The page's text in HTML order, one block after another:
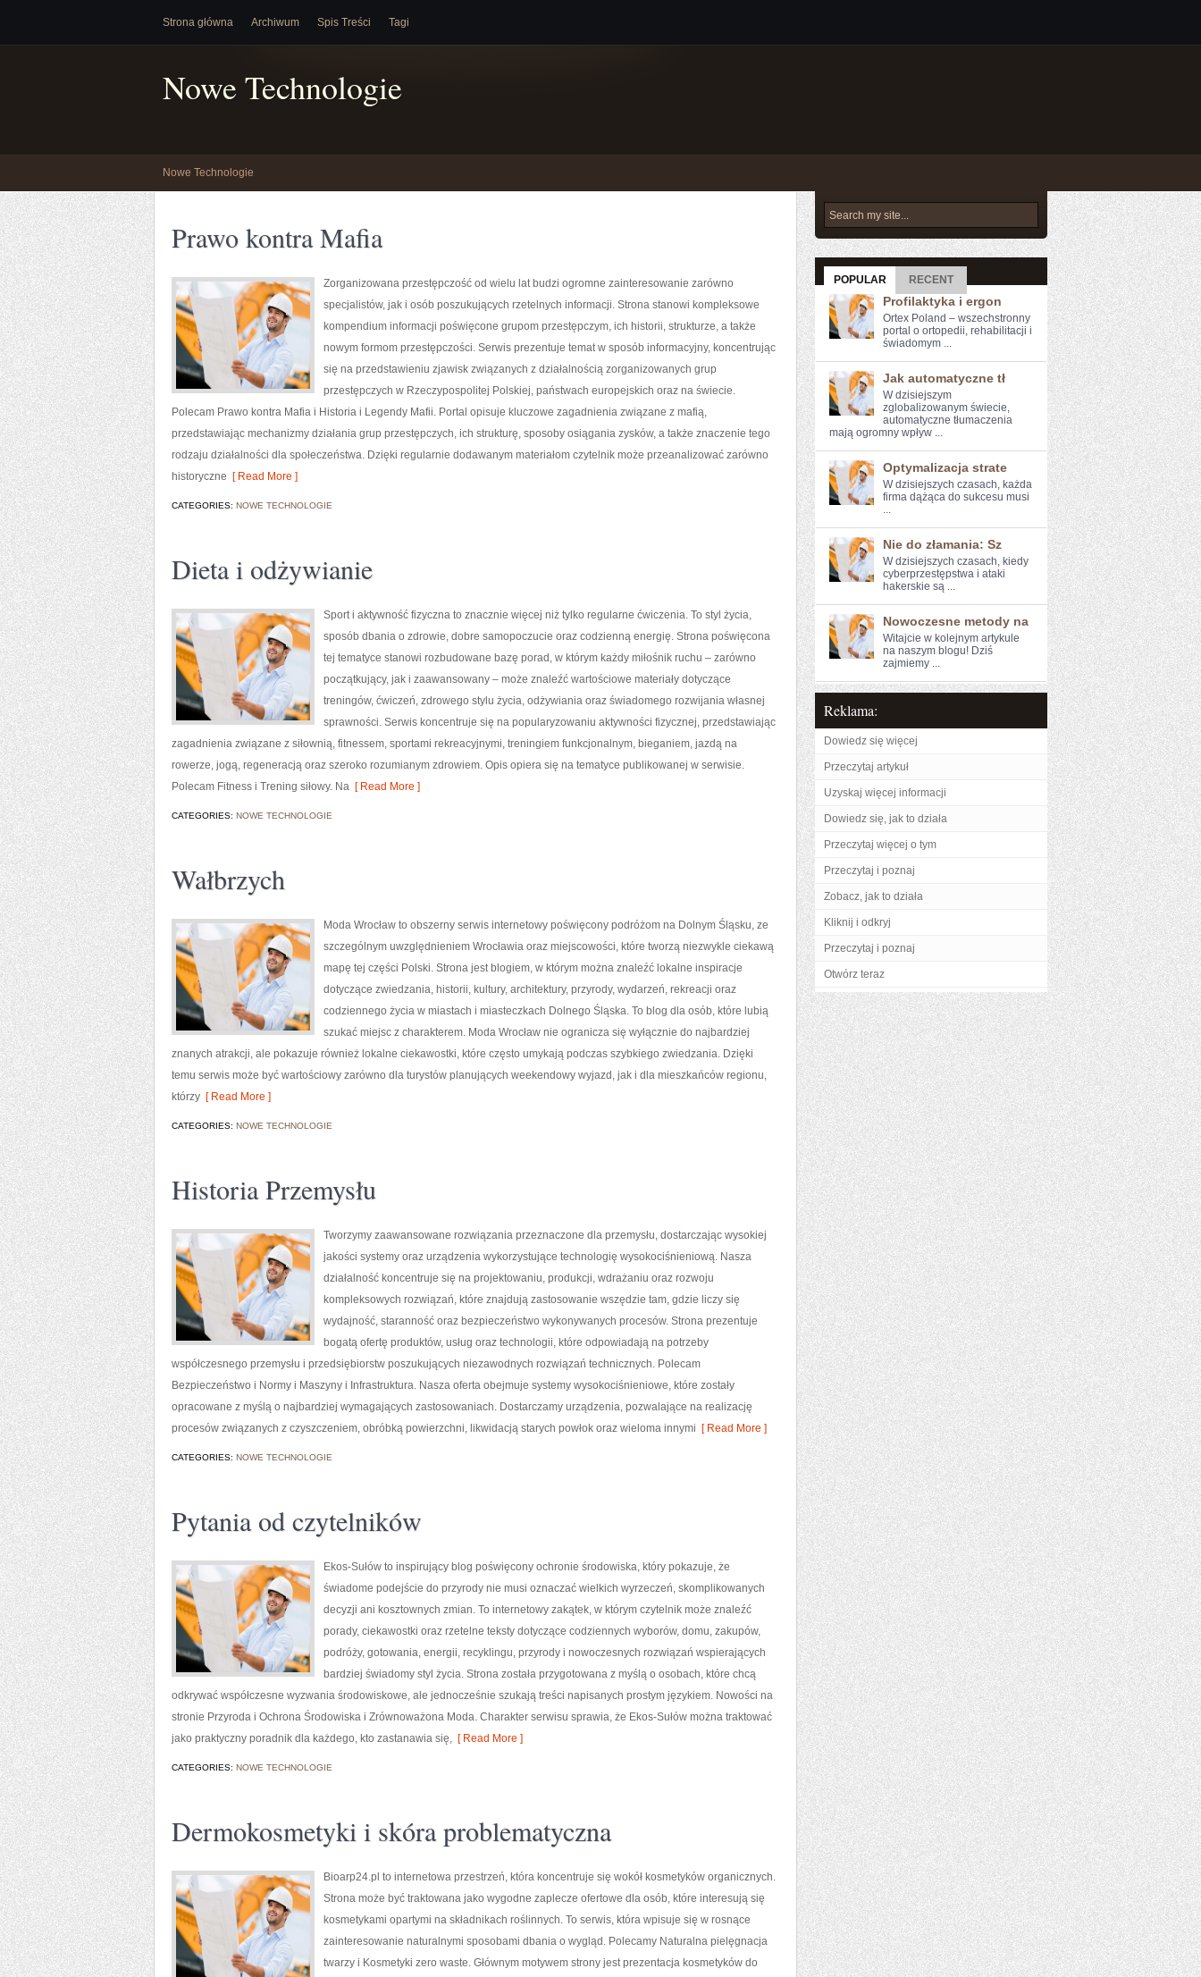
Strona główna Archiwum Spis Treści Tagi
Nowe Technologie
Nowe Technologie
Prawo kontra Mafia
Zorganizowana przestępczość od wielu lat budzi ogromne zainteresowanie zarówno
specjalistów, jak i osób poszukujących rzetelnych informacji. Strona stanowi kompleksowe
kompendium informacji poświęcone grupom przestępczym, ich historii, strukturze, a także
nowym formom przestępczości. Serwis prezentuje temat w sposób informacyjny, koncentrując
się na przedstawieniu zjawisk związanych z działalnością zorganizowanych grup
przestępczych w Rzeczypospolitej Polskiej, państwach europejskich oraz na świecie.
Polecam Prawo kontra Mafia i Historia i Legendy Mafii. Portal opisuje kluczowe zagadnienia związane z mafią,
przedstawiając mechanizmy działania grup przestępczych, ich strukturę, sposoby osiągania zysków, a także znaczenie tego
rodzaju działalności dla społeczeństwa. Dzięki regularnie dodawanym materiałom czytelnik może przeanalizować zarówno
historyczne [ Read More ]
CATEGORIES: NOWE TECHNOLOGIE
Dieta i odżywianie
Sport i aktywność fizyczna to znacznie więcej niż tylko regularne ćwiczenia. To styl życia,
sposób dbania o zdrowie, dobre samopoczucie oraz codzienną energię. Strona poświęcona
tej tematyce stanowi rozbudowane bazę porad, w którym każdy miłośnik ruchu – zarówno
początkujący, jak i zaawansowany – może znaleźć wartościowe materiały dotyczące
treningów, ćwiczeń, zdrowego stylu życia, odżywiania oraz świadomego rozwijania własnej
sprawności. Serwis koncentruje się na popularyzowaniu aktywności fizycznej, przedstawiając
zagadnienia związane z siłownią, fitnessem, sportami rekreacyjnymi, treningiem funkcjonalnym, bieganiem, jazdą na
rowerze, jogą, regeneracją oraz szeroko rozumianym zdrowiem. Opis opiera się na tematyce publikowanej w serwisie.
Polecam Fitness i Trening siłowy. Na [ Read More ]
CATEGORIES: NOWE TECHNOLOGIE
Wałbrzych
Moda Wrocław to obszerny serwis internetowy poświęcony podróżom na Dolnym Śląsku, ze
szczególnym uwzględnieniem Wrocławia oraz miejscowości, które tworzą niezwykle ciekawą
mapę tej części Polski. Strona jest blogiem, w którym można znaleźć lokalne inspiracje
dotyczące zwiedzania, historii, kultury, architektury, przyrody, wydarzeń, rekreacji oraz
codziennego życia w miastach i miasteczkach Dolnego Śląska. To blog dla osób, które lubią
szukać miejsc z charakterem. Moda Wrocław nie ogranicza się wyłącznie do najbardziej
znanych atrakcji, ale pokazuje również lokalne ciekawostki, które często umykają podczas szybkiego zwiedzania. Dzięki
temu serwis może być wartościowy zarówno dla turystów planujących weekendowy wyjazd, jak i dla mieszkańców regionu,
którzy [ Read More ]
CATEGORIES: NOWE TECHNOLOGIE
Historia Przemysłu
Tworzymy zaawansowane rozwiązania przeznaczone dla przemysłu, dostarczając wysokiej
jakości systemy oraz urządzenia wykorzystujące technologię wysokociśnieniową. Nasza
działalność koncentruje się na projektowaniu, produkcji, wdrażaniu oraz rozwoju
kompleksowych rozwiązań, które znajdują zastosowanie wszędzie tam, gdzie liczy się
wydajność, staranność oraz bezpieczeństwo wykonywanych procesów. Strona prezentuje
bogatą ofertę produktów, usług oraz technologii, które odpowiadają na potrzeby
współczesnego przemysłu i przedsiębiorstw poszukujących niezawodnych rozwiązań technicznych. Polecam
Bezpieczeństwo i Normy i Maszyny i Infrastruktura. Nasza oferta obejmuje systemy wysokociśnieniowe, które zostały
opracowane z myślą o najbardziej wymagających zastosowaniach. Dostarczamy urządzenia, pozwalające na realizację
procesów związanych z czyszczeniem, obróbką powierzchni, likwidacją starych powłok oraz wieloma innymi [ Read More ]
CATEGORIES: NOWE TECHNOLOGIE
Pytania od czytelników
Ekos-Sułów to inspirujący blog poświęcony ochronie środowiska, który pokazuje, że
świadome podejście do przyrody nie musi oznaczać wielkich wyrzeczeń, skomplikowanych
decyzji ani kosztownych zmian. To internetowy zakątek, w którym czytelnik może znaleźć
porady, ciekawostki oraz rzetelne teksty dotyczące codziennych wyborów, domu, zakupów,
podróży, gotowania, energii, recyklingu, przyrody i nowoczesnych rozwiązań wspierających
bardziej świadomy styl życia. Strona została przygotowana z myślą o osobach, które chcą
odkrywać współczesne wyzwania środowiskowe, ale jednocześnie szukają treści napisanych prostym językiem. Nowości na
stronie Przyroda i Ochrona Środowiska i Zrównoważona Moda. Charakter serwisu sprawia, że Ekos-Sułów można traktować
jako praktyczny poradnik dla każdego, kto zastanawia się, [ Read More ]
CATEGORIES: NOWE TECHNOLOGIE
Dermokosmetyki i skóra problematyczna
Bioarp24.pl to internetowa przestrzeń, która koncentruje się wokół kosmetyków organicznych.
Strona może być traktowana jako wygodne zaplecze ofertowe dla osób, które interesują się
kosmetykami opartymi na składnikach roślinnych. To serwis, która wpisuje się w rosnące
zainteresowanie naturalnymi sposobami dbania o wygląd. Polecamy Naturalna pielęgnacja
twarzy i Kosmetyki zero waste. Głównym motywem strony jest prezentacja kosmetyków do
POPULAR RECENT
Profilaktyka i ergon
Ortex Poland – wszechstronny
portal o ortopedii, rehabilitacji i
świadomym ...
Jak automatyczne tł
W‌ dzisiejszym
zglobalizowanym​ świecie,
⁣automatyczne ⁣tłumaczenia
mają ogromny wpływ ...
Optymalizacja strate
W dzisiejszych czasach, każda
firma dążąca do sukcesu musi
...
Nie do złamania: Sz
W ‍dzisiejszych czasach, kiedy
cyberprzestępstwa i ‌ataki
hakerskie są ...
Nowoczesne metody na
Witajcie w kolejnym artykule⁤
na naszym blogu! Dziś
zajmiemy ...
Reklama:
Dowiedz się więcej
Przeczytaj artykuł
Uzyskaj więcej informacji
Dowiedz się, jak to działa
Przeczytaj więcej o tym
Przeczytaj i poznaj
Zobacz, jak to działa
Kliknij i odkryj
Przeczytaj i poznaj
Otwórz teraz